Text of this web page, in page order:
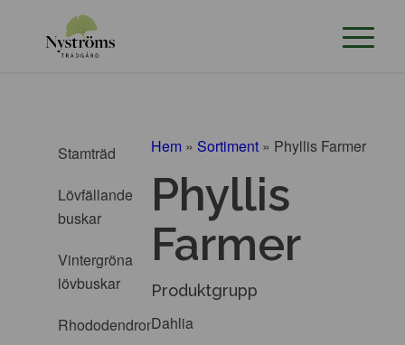
Stamträd
Lövfällande
buskar
Vintergröna
lövbuskar
Rhododendron
Hem » Sortiment » Phyllis Farmer
Phyllis
Farmer
Produktgrupp
Dahlia